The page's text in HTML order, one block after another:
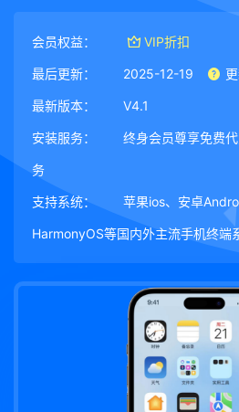
会员权益： VIP折扣
最后更新： 2025-12-19
最新版本： V4.1
安装服务： 终身会员尊享免费
务
支持系统： 苹果ios、安卓
HarmonyOS等国内外主流手机终端